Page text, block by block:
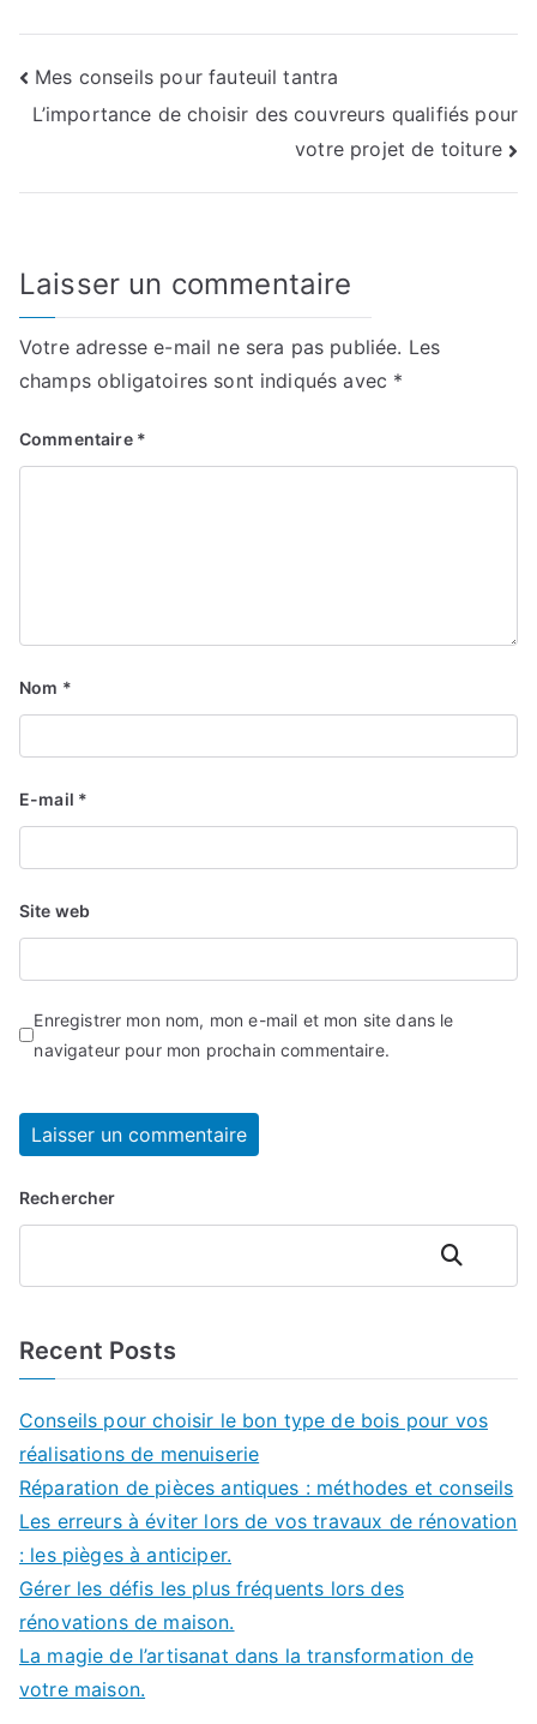
Navigation
de
l’article
Mes conseils pour fauteuil tantra
L’importance de choisir des couvreurs qualifiés pour
votre projet de toiture
Laisser un commentaire
Votre adresse e-mail ne sera pas publiée. Les
champs obligatoires sont indiqués avec *
Commentaire *
Nom *
E-mail *
Site web
Enregistrer mon nom, mon e-mail et mon site dans le
navigateur pour mon prochain commentaire.
Rechercher
Rechercher
Recent Posts
Conseils pour choisir le bon type de bois pour vos
réalisations de menuiserie
Réparation de pièces antiques : méthodes et conseils
Les erreurs à éviter lors de vos travaux de rénovation
: les pièges à anticiper.
Gérer les défis les plus fréquents lors des
rénovations de maison.
La magie de l’artisanat dans la transformation de
votre maison.